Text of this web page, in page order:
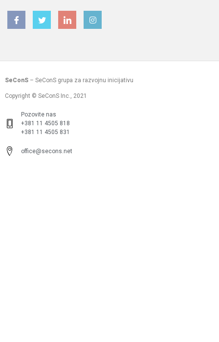
SeConS – SeConS grupa za razvojnu inicijativu
Copyright © SeConS Inc., 2021
Pozovite nas
+381 11 4505 818
+381 11 4505 831
office@secons.net